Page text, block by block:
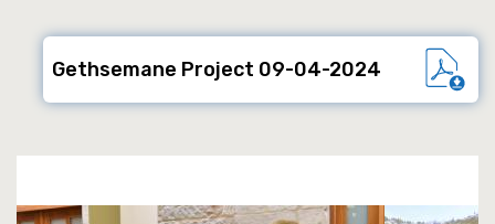
Gethsemane Project 09-04-2024